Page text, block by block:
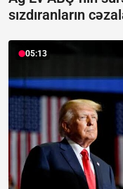
sızdıranların
05:13